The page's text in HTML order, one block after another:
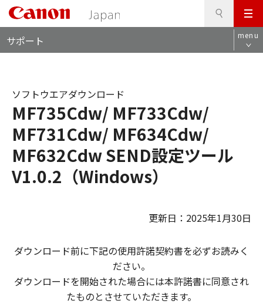
メ
ニ
ュ
サポート menu
MF735Cdw/ MF733Cdw/
MF731Cdw/ MF634Cdw/
MF632Cdw SEND設定ツール
V1.0.2（Windows）
ソフトウエアダウンロード
更新日：2025年1月30日
ダウンロード前に下記の使用許諾契約書を必ずお読みく
ださい。
ダウンロードを開始された場合には本許諾書に同意され
たものとさせていただきます。